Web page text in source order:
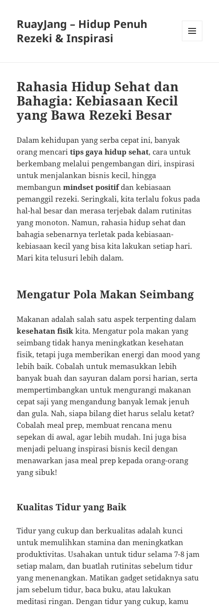
RuayJang – Hidup Penuh
Rezeki & Inspirasi
Rahasia Hidup Sehat dan
Bahagia: Kebiasaan Kecil
yang Bawa Rezeki Besar
Dalam kehidupan yang serba cepat ini, banyak
orang mencaritips gaya hidup sehat, cara untuk
berkembang melalui pengembangan diri, inspirasi
untuk menjalankan bisnis kecil, hingga
membangunmindset positifdan kebiasaan
pemanggil rezeki. Seringkali, kita terlalu fokus pada
hal-hal besar dan merasa terjebak dalam rutinitas
yang monoton. Namun, rahasia hidup sehat dan
bahagia sebenarnya terletak pada kebiasaan-
kebiasaan kecil yang bisa kita lakukan setiap hari.
Mari kita telusuri lebih dalam.
Mengatur Pola Makan Seimbang
Makanan adalah salah satu aspek terpenting dalam
kesehatan fisik kita. Mengatur pola makan yang
seimbang tidak hanya meningkatkan kesehatan
fisik, tetapi juga memberikan energi dan mood yang
lebih baik. Cobalah untuk memasukkan lebih
banyak buah dan sayuran dalam porsi harian, serta
mempertimbangkan untuk mengurangi makanan
cepat saji yang mengandung banyak lemak jenuh
dan gula. Nah, siapa bilang diet harus selalu ketat?
Cobalah meal prep, membuat rencana menu
sepekan di awal, agar lebih mudah. Ini juga bisa
menjadi peluang inspirasi bisnis kecil dengan
menawarkan jasa meal prep kepada orang-orang
yang sibuk!
Kualitas Tidur yang Baik
Tidur yang cukup dan berkualitas adalah kunci
untuk memulihkan stamina dan meningkatkan
produktivitas. Usahakan untuk tidur selama 7-8 jam
setiap malam, dan buatlah rutinitas sebelum tidur
yang menenangkan. Matikan gadget setidaknya satu
jam sebelum tidur, baca buku, atau lakukan
meditasi ringan. Dengan tidur yang cukup, kamu